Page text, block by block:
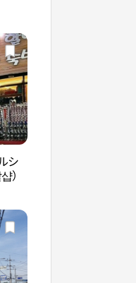
シ
）